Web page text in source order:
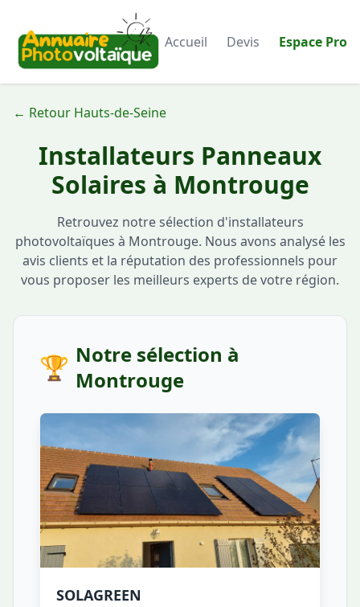
Accueil Devis Espace Pro
← Retour Hauts-de-Seine
Installateurs Panneaux
Solaires à Montrouge
Retrouvez notre sélection d'installateurs
photovoltaïques à Montrouge. Nous avons analysé les
avis clients et la réputation des professionnels pour
vous proposer les meilleurs experts de votre région.
🏆 Notre sélection à
Montrouge
SOLAGREEN